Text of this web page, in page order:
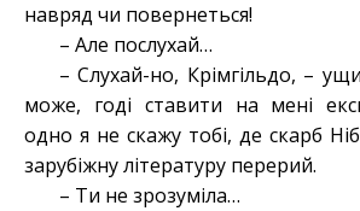
навряд чи повернеться!
– Але послухай…
– Слухай-но, Крімгільдо, –
може, годі ставити на мені
одно я не скажу тобі, де скарб
зарубіжну літературу перерий.
– Ти не зрозуміла…